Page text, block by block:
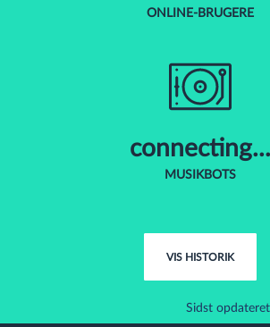
ONLINE-BRUGERE
connecting...
MUSIKBOTS
VIS HISTORIK
Sidst